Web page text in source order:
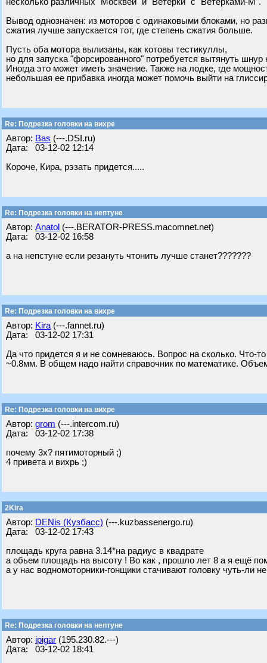
Вывод однозначен: из моторов с одинаковыми блоками, но
сжатия лучше запускается тот, где степень сжатия больше.
Пусть оба мотора вылизаны, как котовы тестикуллы,
но для запуска "форсированного" потребуется вытянуть
Иногда это может иметь значение. Также на лодке, где
небольшая ее прибавка иногда может помочь выйти на
Re: Подрезка головки на вихре
Автор: Bas (---.DSI.ru)
Дата: 03-12-02 12:14
Короче, Кира, рэзать придется.....
Re: Подрезка головки на нептуне
Автор: Anatol (---.BERATOR-PRESS.macomnet.net)
Дата: 03-12-02 16:58
а на непстуне если резануть чтонить лучше станет???????
Re: Подрезка головки на вихре
Автор: Kira (---.fannet.ru)
Дата: 03-12-02 17:31
Да что придется я и не сомневаюсь. Вопрос на сколько. Что-
~0.8мм. В общем надо найти справочник по математике.
Re: Подрезка головки на вихре
Автор: grom (---.intercom.ru)
Дата: 03-12-02 17:38
почему 3х? пятимоторный ;)
4 привета и вихрь ;)
2Kira
Автор: DENis (Кузбасс) (---.kuzbassenergo.ru)
Дата: 03-12-02 17:43
площадь круга равна 3.14*на радиус в квадрате
а обьем площадь на высоту ! Во как , прошло лет 8 а я ещё
а у нас водномоторники-гонщики стачивают головку чуть-ли
Re: Подрезка головки на нептуне
Автор: ipigar (195.230.82.---)
Дата: 03-12-02 18:41